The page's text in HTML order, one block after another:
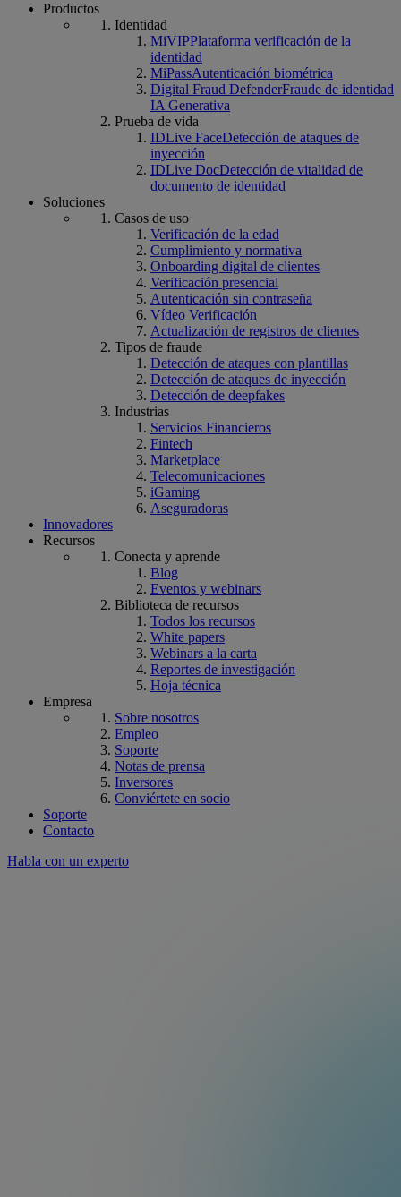
Productos
Identidad
MiVIPPlataforma verificación de la
identidad
MiPassAutenticación biométrica
Digital Fraud DefenderFraude de identidad
IA Generativa
Prueba de vida
IDLive FaceDetección de ataques de
inyección
IDLive DocDetección de vitalidad de
documento de identidad
Soluciones
Casos de uso
Verificación de la edad
Cumplimiento y normativa
Onboarding digital de clientes
Verificación presencial
Autenticación sin contraseña
Vídeo Verificación
Actualización de registros de clientes
Tipos de fraude
Detección de ataques con plantillas
Detección de ataques de inyección
Detección de deepfakes
Industrias
Servicios Financieros
Fintech
Marketplace
Telecomunicaciones
iGaming
Aseguradoras
Innovadores
Recursos
Conecta y aprende
Blog
Eventos y webinars
Biblioteca de recursos
Todos los recursos
White papers
Webinars a la carta
Reportes de investigación
Hoja técnica
Empresa
Sobre nosotros
Empleo
Soporte
Notas de prensa
Inversores
Conviértete en socio
Soporte
Contacto
Habla con un experto